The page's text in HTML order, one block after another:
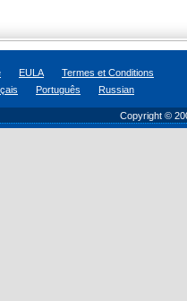
EULA
Termes et Conditions
Português Russian
Copyright ©